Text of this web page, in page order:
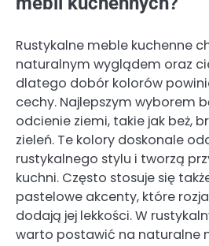
Rustykalne meble kuchenne
naturalnym wyglądem oraz
dlatego dobór kolorów
cechy. Najlepszym wyborem
odcienie ziemi, takie jak beż,
zieleń. Te kolory doskonale
rustykalnego stylu i tworzą
kuchni. Często stosuje się
pastelowe akcenty, które
dodają jej lekkości. W
warto postawić na naturalne